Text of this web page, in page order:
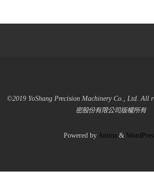
©2019 YoShang Precision Machinery Co., Ltd. All
密股份有限公司版權所有
Powered byAnima&